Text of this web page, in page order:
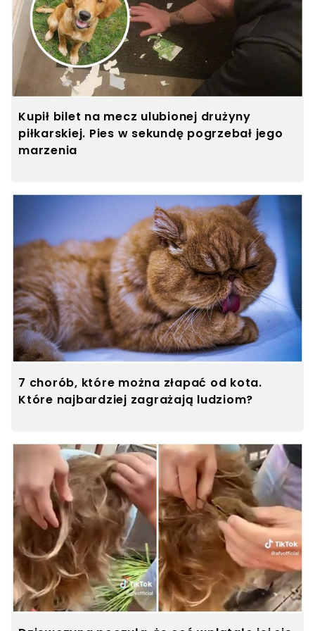
Kupił bilet na mecz ulubionej drużyny
piłkarskiej. Pies w sekundę pogrzebał jego
marzenia
7 chorób, które można złapać od kota.
Które najbardziej zagrażają ludziom?